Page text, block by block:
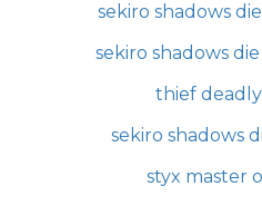
sekiro shadows
sekiro shadows
thief
sekiro shadows
styx master